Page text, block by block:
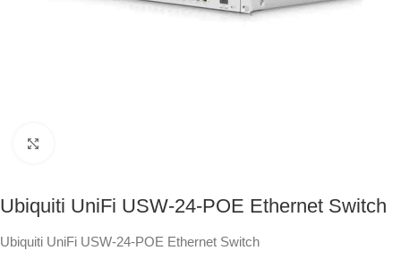
Ubiquiti UniFi USW-24-POE Ethernet Switch
Ubiquiti UniFi USW-24-POE Ethernet Switch